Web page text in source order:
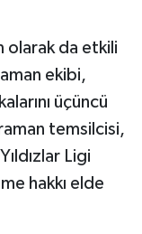
olarak da etkili
ekibi,
üçüncü
temsilcisi,
Ligi
hakkı elde